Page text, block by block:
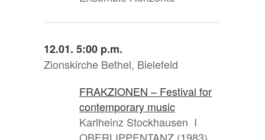
12.01. 5:00 p.m.
Zionskirche Bethel, Bielefeld
FRAKZIONEN – Festival for
contemporary music
Karlheinz Stockhausen I